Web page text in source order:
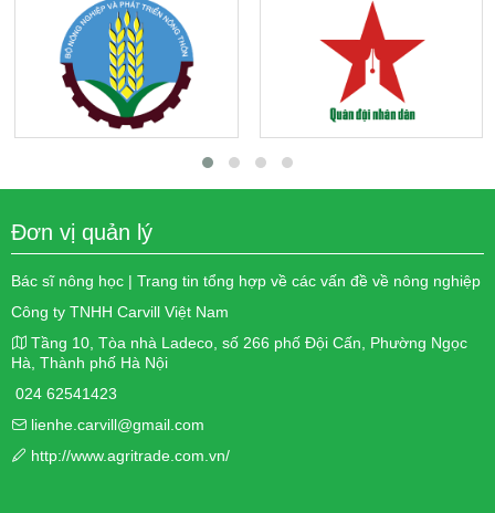
Đơn vị quản lý
Bác sĩ nông học | Trang tin tổng hợp về các vấn đề về nông nghiệp
Công ty TNHH Carvill Việt Nam
Tầng 10, Tòa nhà Ladeco, số 266 phố Đội Cấn, Phường Ngọc
Hà, Thành phố Hà Nội
024 62541423
lienhe.carvill@gmail.com
http://www.agritrade.com.vn/